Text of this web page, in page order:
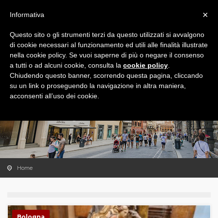
Home
×
Informativa
Questo sito o gli strumenti terzi da questo utilizzati si avvalgono
di cookie necessari al funzionamento ed utili alle finalità illustrate
nella cookie policy. Se vuoi saperne di più o negare il consenso
a tutti o ad alcuni cookie, consulta la cookie policy
Chiudendo questo banner, scorrendo questa pagina, cliccando
su un link o proseguendo la navigazione in altra maniera,
acconsenti all’uso dei cookie.